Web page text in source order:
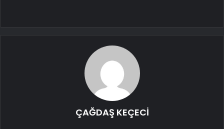
ÇAĞDAŞ KEÇECİ